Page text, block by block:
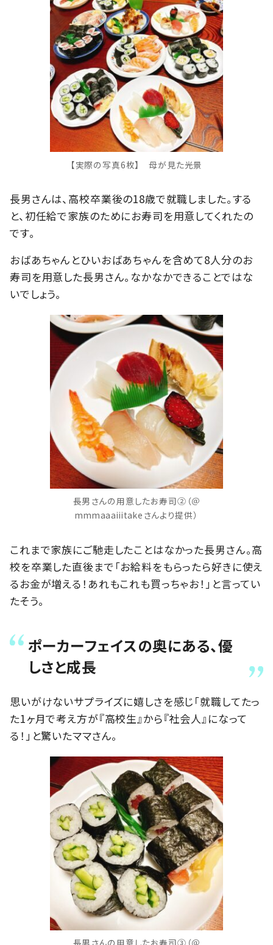
【実際の写真6枚】 母が見た光景
長男さんは、高校卒業後の18歳で就職しました。する
と、初任給で家族のためにお寿司を用意してくれたの
です。
おばあちゃんとひいおばあちゃんを含めて8人分のお
寿司を用意した長男さん。なかなかできることではな
いでしょう。
長男さんの用意したお寿司②（＠
mmmaaaiiitakeさんより提供）
これまで家族にご馳走したことはなかった長男さん。高
校を卒業した直後まで「お給料をもらったら好きに使え
るお金が増える！あれもこれも買っちゃお！」と言ってい
たそう。
ポーカーフェイスの奥にある、優
しさと成長
思いがけないサプライズに嬉しさを感じ「就職してたっ
た1ヶ月で考え方が『高校生』から『社会人』になって
る！」と驚いたママさん。